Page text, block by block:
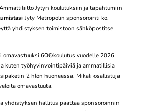
Jytyn koulutuksiin ja tapahtumiin
Jyty Metropolin sponsorointi ko.
yhdistyksen toimistoon sähköpostitse
60€/koulutus vuodelle 2026.
kuten työhyvinvointipäiviä ja ammatillisia
2 hlön huoneessa. Mikäli osallistuja
omavastuuta.
yhdistyksen hallitus päättää sponsoroinnin